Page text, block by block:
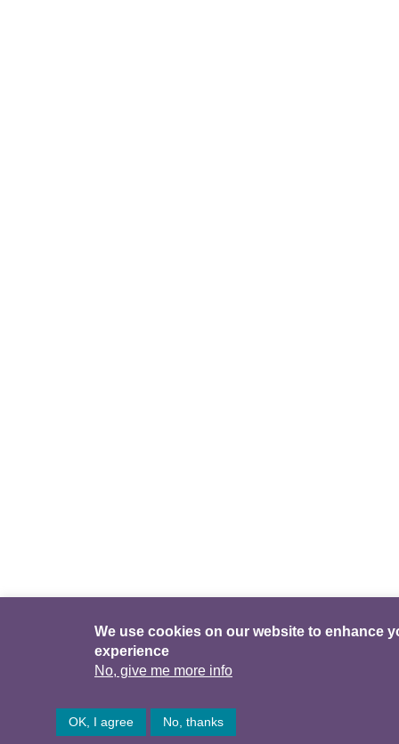
We use cookies on our website to enhance
experience
No, give me more info
OK, I agree No, thanks